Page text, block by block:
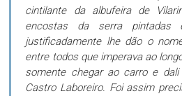
cintilante da albufeira de
encostas da serra pintadas
justificadamente lhe dão o
entre todos que imperava ao
somente chegar ao carro e
Castro Laboreiro. Foi assim